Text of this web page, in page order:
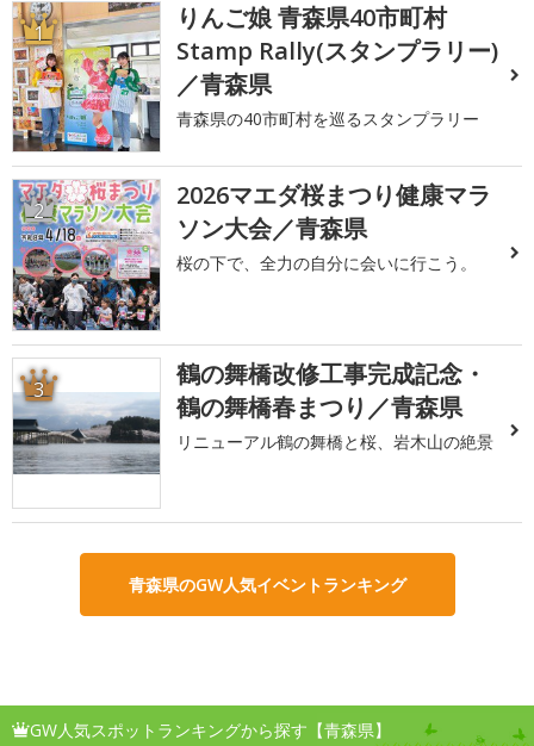
1
りんご娘 青森県40市町村
Stamp Rally(スタンプラリー)
／青森県
青森県の40市町村を巡るスタンプラリー
2
2026マエダ桜まつり健康マラ
ソン大会／青森県
桜の下で、全力の自分に会いに行こう。
3
鶴の舞橋改修工事完成記念・
鶴の舞橋春まつり／青森県
リニューアル鶴の舞橋と桜、岩木山の絶景
青森県のGW人気イベントランキング
GW人気スポットランキングから探す【青森県】